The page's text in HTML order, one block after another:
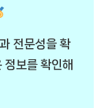
전문성을 확
정보를 확인해